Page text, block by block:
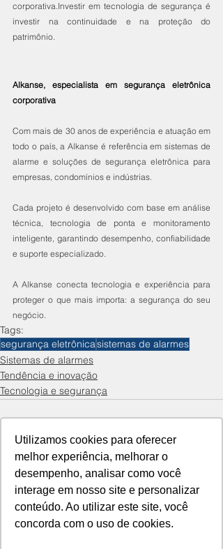
Utilizamos cookies para oferecer
melhor experiência, melhorar o
desempenho, analisar como você
interage em nosso site e personalizar
conteúdo. Ao utilizar este site, você
concorda com o uso de cookies.
corporativa.Investir em tecnologia de segurança é
investir na continuidade e na proteção do
patrimônio.
Alkanse, especialista em segurança eletrônica
corporativa
Com mais de 30 anos de experiência e atuação em
todo o país, a Alkanse é referência em sistemas de
alarme e soluções de segurança eletrônica para
empresas, condomínios e indústrias.
Cada projeto é desenvolvido com base em análise
técnica, tecnologia de ponta e monitoramento
inteligente, garantindo desempenho, confiabilidade
e suporte especializado.
A Alkanse conecta tecnologia e experiência para
proteger o que mais importa: a segurança do seu
negócio.
Tags:
segurança eletrônicasistemas de alarmes
Sistemas de alarmes
Tendência e inovação
Tecnologia e segurança
Posts recentes Ver tudo